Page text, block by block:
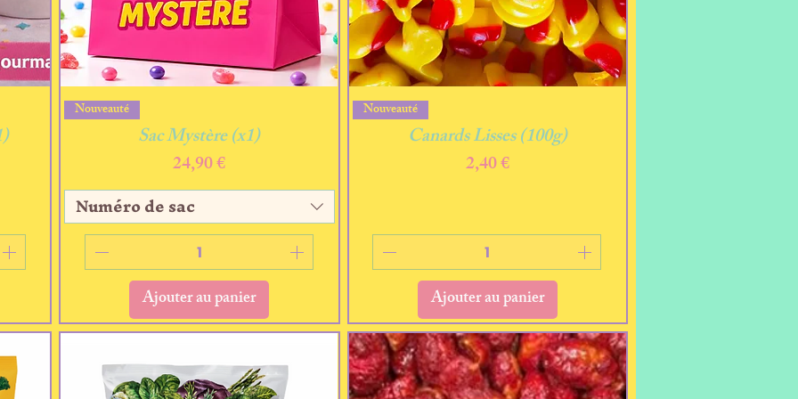
Nouveauté
Sac Mystère (x1)
Prix
24,90 €
Numéro de sac
Ajouter au panier
Nouveauté
Canards Lisses (100g)
Prix
2,40 €
Ajouter au panier